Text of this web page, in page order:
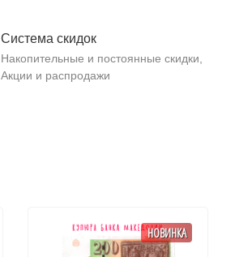
Система скидок
Накопительные и постоянные скидки,
Акции и распродажи
НОВИНКА